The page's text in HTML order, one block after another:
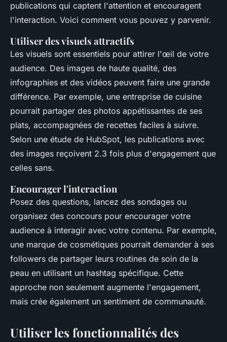
publications qui captent l'attention et encouragent
l'interaction. Voici comment vous pouvez y parvenir.
Utiliser des visuels attractifs
Les visuels sont essentiels pour attirer l'œil de votre
audience. Des images de haute qualité, des
infographies et des vidéos peuvent faire une grande
différence. Par exemple, une entreprise de cuisine
pourrait partager des photos appétissantes de ses
plats, accompagnées de recettes faciles à suivre.
Selon une étude de HubSpot, les publications avec
des images reçoivent 2.3 fois plus d'engagement que
celles sans.
Encourager l'interaction
Posez des questions, lancez des sondages ou
organisez des concours pour encourager votre
audience à interagir avec votre contenu. Par exemple,
une marque de cosmétiques pourrait demander à ses
followers de partager leurs routines de soin de la
peau en utilisant un hashtag spécifique. Cette
approche non seulement augmente l'engagement,
mais crée également un sentiment de communauté.
Utiliser les fonctionnalités des